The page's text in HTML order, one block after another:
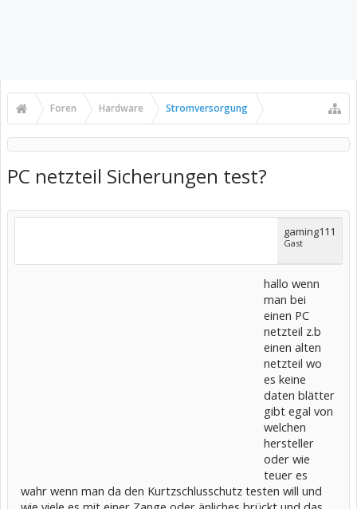
Foren Hardware Stromversorgung
PC netzteil Sicherungen test?
gaming111
Gast
hallo wenn
man bei
einen PC
netzteil z.b
einen alten
netzteil wo
es keine
daten blätter
gibt egal von
welchen
hersteller
oder wie
teuer es
wahr wenn man da den Kurtzschlusschutz testen will und